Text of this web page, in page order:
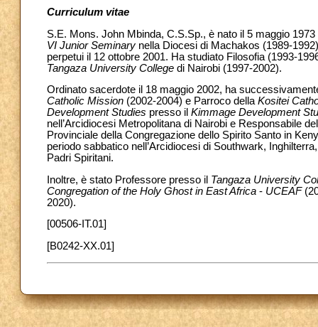
Curriculum vitae
S.E. Mons. John Mbinda, C.S.Sp., è nato il 5 maggio
VI Junior Seminary nella Diocesi di Machakos (1989-
perpetui il 12 ottobre 2001. Ha studiato Filosofia (1993-
Tangaza University College di Nairobi (1997-2002).
Ordinato sacerdote il 18 maggio 2002, ha
Catholic Mission (2002-2004) e Parroco della Kositei
Development Studies presso il Kimmage Development
nell’Arcidiocesi Metropolitana di Nairobi e Responsabile
Provinciale della Congregazione dello Spirito Santo in
periodo sabbatico nell’Arcidiocesi di Southwark,
Padri Spiritani.
Inoltre, è stato Professore presso il Tangaza University
Congregation of the Holy Ghost in East Africa - UCEAF
2020).
[00506-IT.01]
[B0242-XX.01]